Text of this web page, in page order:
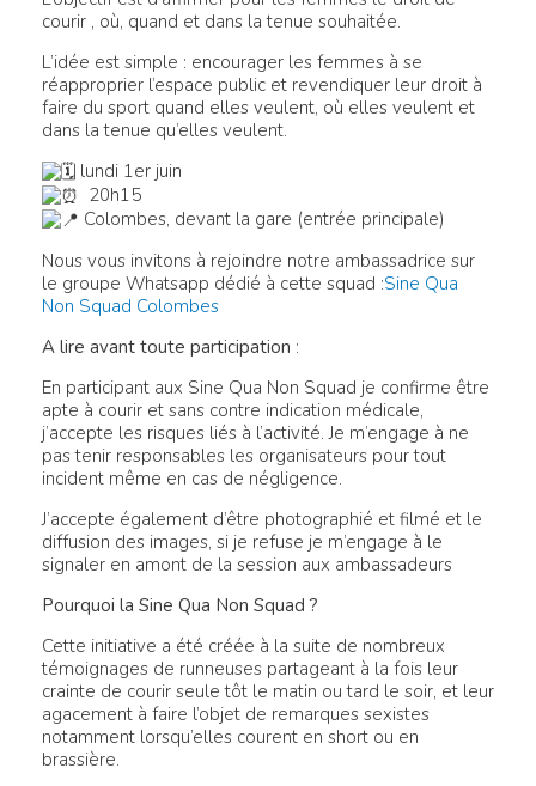
courir , où, quand et dans la tenue souhaitée.
L’idée est simple : encourager les femmes à se
réapproprier l’espace public et revendiquer leur droit à
faire du sport quand elles veulent, où elles veulent et
dans la tenue qu’elles veulent.
lundi 1er juin
20h15
Colombes, devant la gare (entrée principale)
Nous vous invitons à rejoindre notre ambassadrice sur
le groupe Whatsapp dédié à cette squad :Sine Qua
Non Squad Colombes
A lire avant toute participation :
En participant aux Sine Qua Non Squad je confirme être
apte à courir et sans contre indication médicale,
j’accepte les risques liés à l’activité. Je m’engage à ne
pas tenir responsables les organisateurs pour tout
incident même en cas de négligence.
J’accepte également d’être photographié et filmé et le
diffusion des images, si je refuse je m’engage à le
signaler en amont de la session aux ambassadeurs
Pourquoi la Sine Qua Non Squad ?
Cette initiative a été créée à la suite de nombreux
témoignages de runneuses partageant à la fois leur
crainte de courir seule tôt le matin ou tard le soir, et leur
agacement à faire l’objet de remarques sexistes
notamment lorsqu’elles courent en short ou en
brassière.